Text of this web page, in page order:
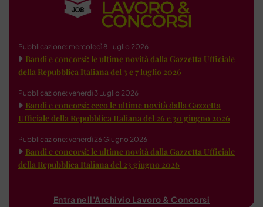
Pubblicazione: mercoledì 8 Luglio 2026
Bandi e concorsi: le ultime novità dalla Gazzetta Ufficiale
della Repubblica Italiana del 3 e 7 luglio 2026
Pubblicazione: venerdì 3 Luglio 2026
Bandi e concorsi: ecco le ultime novità dalla Gazzetta
Ufficiale della Repubblica Italiana del 26 e 30 giugno 2026
Pubblicazione: venerdì 26 Giugno 2026
Bandi e concorsi: le ultime novità dalla Gazzetta Ufficiale
della Repubblica Italiana del 23 giugno 2026
Entra nell'Archivio Lavoro & Concorsi